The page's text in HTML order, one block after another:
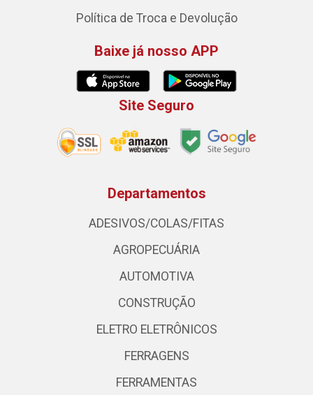
Política de Troca e Devolução
Baixe já nosso APP
Site Seguro
Departamentos
ADESIVOS/COLAS/FITAS
AGROPECUÁRIA
AUTOMOTIVA
CONSTRUÇÃO
ELETRO ELETRÔNICOS
FERRAGENS
FERRAMENTAS